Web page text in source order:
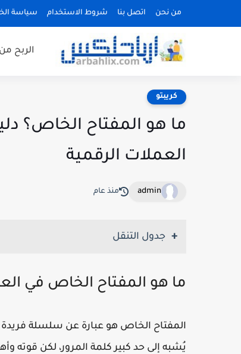
من نحن اتصل بنا شروط الاستخدام سياسة
الربح
كريبتو
العملات الرقمية
admin منذ عام
جدول التنقل
ما هو المفتاح الخاص في
المفتاح الخاص هو عبارة عن سلسلة فريدة
يُشبه إلى حد كبير كلمة المرور، لكن قوته